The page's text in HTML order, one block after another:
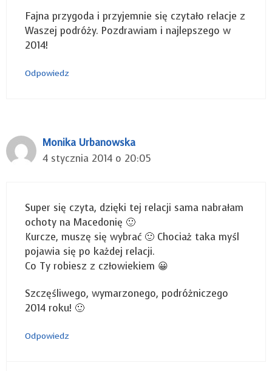
Fajna przygoda i przyjemnie się czytało relacje z
Waszej podróży. Pozdrawiam i najlepszego w
2014!
Odpowiedz
Monika Urbanowska
4 stycznia 2014 o 20:05
Super się czyta, dzięki tej relacji sama nabrałam
ochoty na Macedonię 🙂
Kurcze, muszę się wybrać 🙂 Chociaż taka myśl
pojawia się po każdej relacji.
Co Ty robiesz z człowiekiem 😀
Szczęśliwego, wymarzonego, podróżniczego
2014 roku! 🙂
Odpowiedz